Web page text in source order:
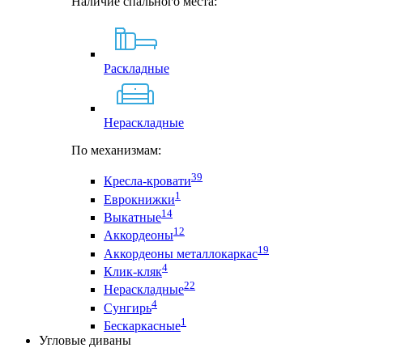
Раскладные
Нераскладные
По механизмам:
Кресла-кровати39
Еврокнижки1
Выкатные14
Аккордеоны12
Аккордеоны металлокаркас19
Клик-кляк4
Нераскладные22
Сунгирь4
Бескаркасные1
Угловые диваны